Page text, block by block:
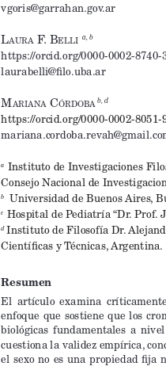
vgoris@garrahan.gov.ar
l aura F. Belli a, b
https://orcid.org/0000-0002-8740-
laurabelli@filo.uba.ar
m ariana córDoBa b, d
https://orcid.org/0000-0002-8051-
a Instituto de Investigaciones
Consejo Nacional de
b Universidad de Buenos Aires,
c Hospital de Pediatría “Dr. Prof.
d Instituto de Filosofía Dr.
Científicas y Técnicas, Argentina.
Resumen
El  artículo  examina
enfoque  que  sostiene  que  los
biológicas  fundamentales  a
cuestiona la validez empírica,
el sexo no es una propiedad fija